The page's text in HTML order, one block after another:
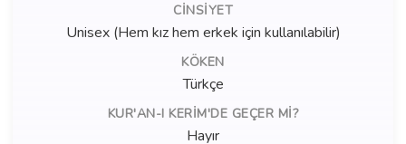
CINSIYET
Unisex (Hem kız hem erkek için kullanılabilir)
KÖKEN
Türkçe
KUR'AN-I KERIM'DE GEÇER MI?
Hayır